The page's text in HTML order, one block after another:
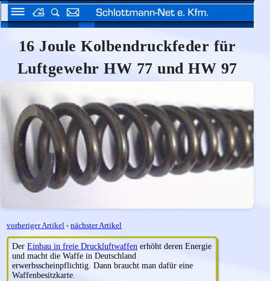
16 Joule Kolbendruckfeder für
Luftgewehr HW 77 und HW 97
vorheriger Artikel - nächster Artikel
Der Einbau in freie Druckluftwaffen erhöht deren Energie
und macht die Waffe in Deutschland
erwerbsscheinpflichtig. Dann braucht man dafür eine
Waffenbesitzkarte.